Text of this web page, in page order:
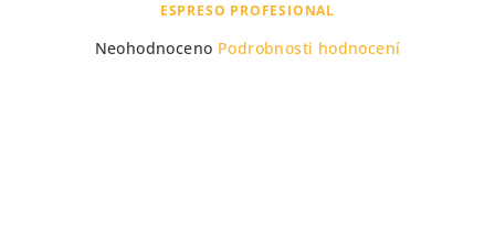
ESPRESO PROFESIONAL
Průměrné
Neohodnoceno Podrobnosti hodnocení